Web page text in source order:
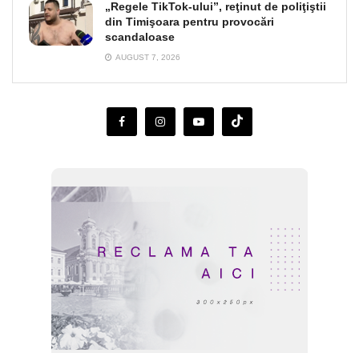
„Regele TikTok-ului”, reţinut de poliţiştii
din Timişoara pentru provocări
scandaloase
AUGUST 7, 2026